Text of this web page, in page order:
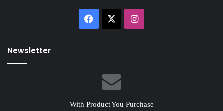
Facebook Instagram
Newsletter
With Product You Purchase